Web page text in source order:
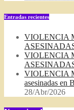
Entradas recientes
VIOLENCIA
VIOLENCIA
VIOLENCIA
asesinadas en
28/Abr/2026